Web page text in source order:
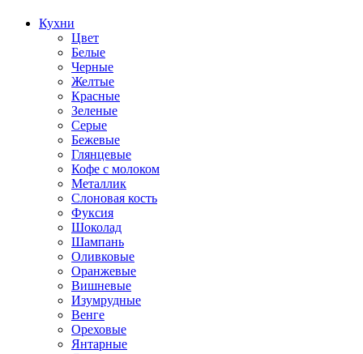
Кухни
Цвет
Белые
Черные
Желтые
Красные
Зеленые
Серые
Бежевые
Глянцевые
Кофе с молоком
Металлик
Слоновая кость
Фуксия
Шоколад
Шампань
Оливковые
Оранжевые
Вишневые
Изумрудные
Венге
Ореховые
Янтарные